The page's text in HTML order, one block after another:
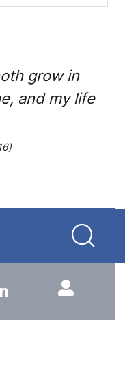
grow in
and my life